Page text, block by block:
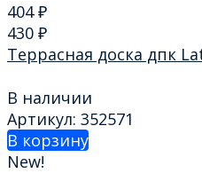
404₽
430 ₽
Террасная доска дпк
В наличии
Артикул: 352571
В корзину
New!